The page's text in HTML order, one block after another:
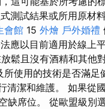
測試結果或所用原材
會館 15 外燴 戶外婚禮
應以目前適用於線上
鬆且沒有酒精和其他
所使用的技術是否滿
清潔和維護。 如果從
缺席位。 從歐盟級別